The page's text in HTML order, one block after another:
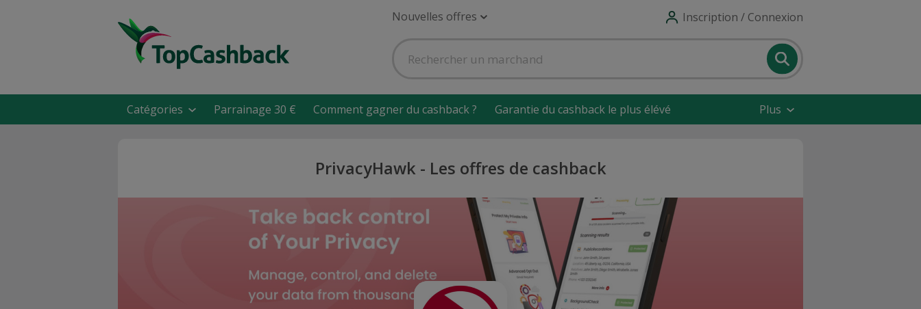
Nouvelles offres Inscription / Connexion
Catégories Parrainage 30 € Comment gagner du cashback ? Garantie du cashback le plus élévé Plus
PrivacyHawk - Les offres de cashback